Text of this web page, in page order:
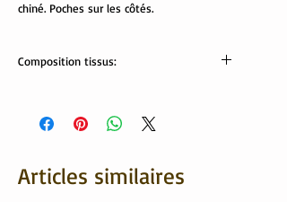
chiné. Poches sur les côtés.
Composition tissus:
bord côte: 95% coton, 5% elsathanne
Articles similaires